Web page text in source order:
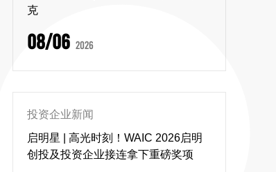
克
08/06 2026
投资企业新闻
启明星 | 高光时刻！WAIC 2026启明
创投及投资企业接连拿下重磅奖项